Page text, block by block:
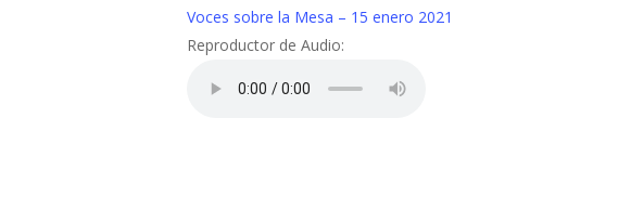
Voces sobre la Mesa – 15 enero 2021
Reproductor de Audio: